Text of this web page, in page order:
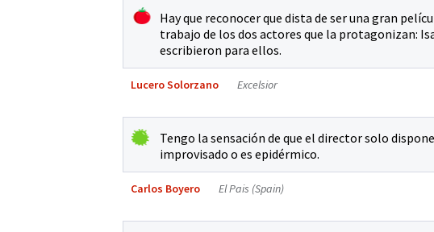
Hay que reconocer que dista de ser una gran
trabajo de los dos actores que la protagonizan:
escribieron para ellos.
Lucero Solorzano Excelsior
Tengo la sensación de que el director solo
improvisado o es epidérmico.
Carlos Boyero El Pais (Spain)